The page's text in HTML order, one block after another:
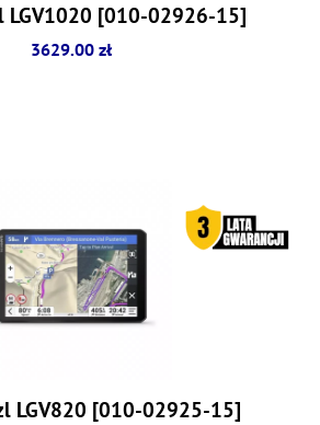
LGV1020 [010-02926-15]
3629.00 zł
LGV820 [010-02925-15]